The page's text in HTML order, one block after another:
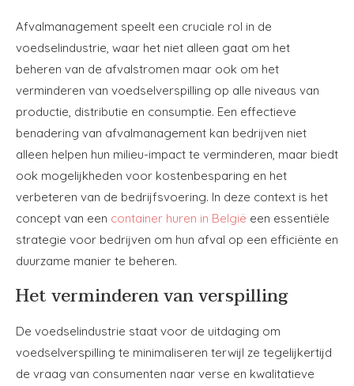
Afvalmanagement speelt een cruciale rol in de
voedselindustrie, waar het niet alleen gaat om het
beheren van de afvalstromen maar ook om het
verminderen van voedselverspilling op alle niveaus van
productie, distributie en consumptie. Een effectieve
benadering van afvalmanagement kan bedrijven niet
alleen helpen hun milieu-impact te verminderen, maar biedt
ook mogelijkheden voor kostenbesparing en het
verbeteren van de bedrijfsvoering. In deze context is het
concept van een container huren in België een essentiële
strategie voor bedrijven om hun afval op een efficiënte en
duurzame manier te beheren.
Het verminderen van verspilling
De voedselindustrie staat voor de uitdaging om
voedselverspilling te minimaliseren terwijl ze tegelijkertijd
de vraag van consumenten naar verse en kwalitatieve